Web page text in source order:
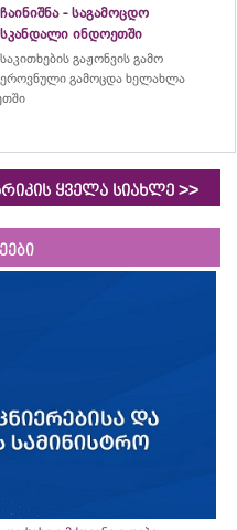
ჩაინიშნა - საგამოცდო
სკანდალი ინდოეთში
საკითხების გაჟონვის გამო
ეროვნული გამოცდა ხელახლა
ყველა სიახლე >>